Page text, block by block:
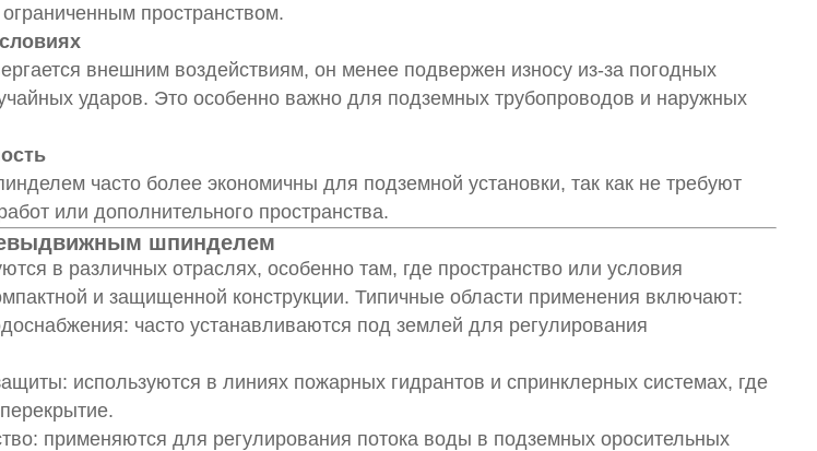
пространством.
внешним воздействиям, он менее подвержен износу из-за погодных
ударов. Это особенно важно для подземных трубопроводов и наружных
часто более экономичны для подземной установки, так как не требуют
или дополнительного пространства.
шпинделем
в различных отраслях, особенно там, где пространство или условия
и защищенной конструкции. Типичные области применения включают:
часто устанавливаются под землей для регулирования
используются в линиях пожарных гидрантов и спринклерных системах, где
применяются для регулирования потока воды в подземных оросительных